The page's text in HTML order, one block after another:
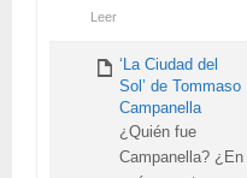
Leer
‘La Ciudad del
Sol’ de Tommaso
Campanella
¿Quién fue
Campanella? ¿En